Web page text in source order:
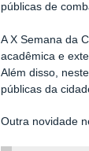
públicas de
A X Semana da
acadêmica e
Além disso,
públicas da
Outra novidade